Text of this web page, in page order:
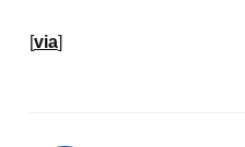
[via]